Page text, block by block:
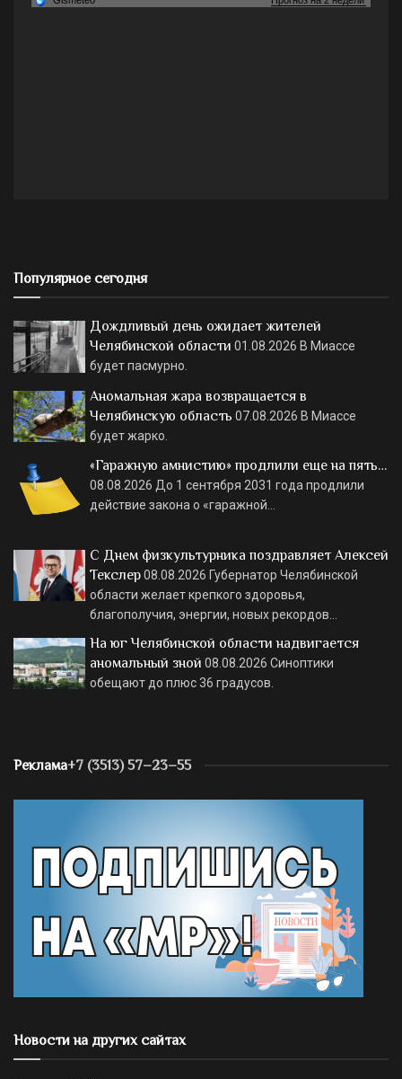
Популярное сегодня
Дождливый день ожидает жителей
Челябинской области 01.08.2026 В Миассе
будет пасмурно.
Аномальная жара возвращается в
Челябинскую область 07.08.2026 В Миассе
будет жарко.
«Гаражную амнистию» продлили еще на пять…
08.08.2026 До 1 сентября 2031 года продлили
действие закона о «гаражной…
С Днем физкультурника поздравляет Алексей
Текслер08.08.2026 Губернатор Челябинской
области желает крепкого здоровья,
благополучия, энергии, новых рекордов…
На юг Челябинской области надвигается
аномальный зной 08.08.2026 Синоптики
обещают до плюс 36 градусов.
Реклама+7 (3513) 57–23–55
Новости на других сайтах